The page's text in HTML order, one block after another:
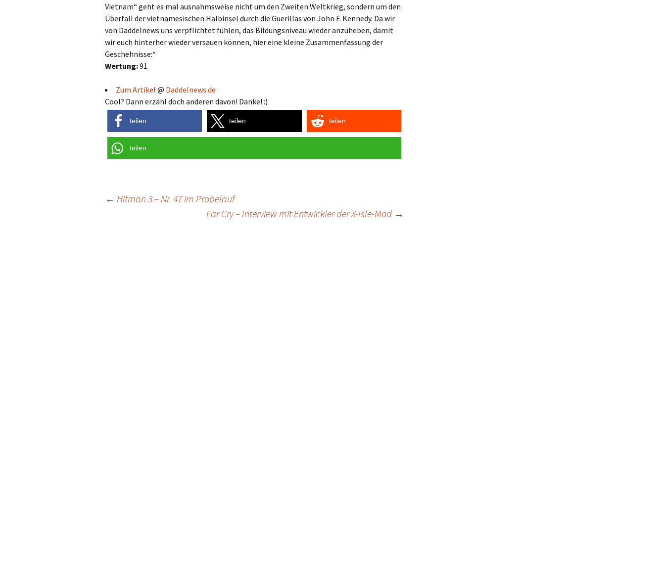
Vietnam“ geht es mal ausnahmsweise nicht um den Zweiten Weltkrieg, sondern um den
Überfall der vietnamesischen Halbinsel durch die Guerillas von John F. Kennedy. Da wir
von Daddelnews uns verpflichtet fühlen, das Bildungsniveau wieder anzuheben, damit
wir euch hinterher wieder versauen können, hier eine kleine Zusammenfassung der
Geschehnisse:“
Wertung:91
Zum Artikel @ Daddelnews.de
Cool? Dann erzähl doch anderen davon! Danke! :)
teilen teilen teilen
teilen
← Hitman 3 – Nr. 47 im Probelauf
Far Cry – Interview mit Entwickler der X-Isle-Mod →